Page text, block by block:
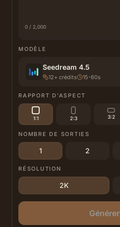
0 / 2,000
MODÈLE
Seedream 4.5
12+ crédits 15-60s
RAPPORT D'ASPECT
1:1 2:3 3:2
NOMBRE DE SORTIES
1 2
RÉSOLUTION
2K
Générer